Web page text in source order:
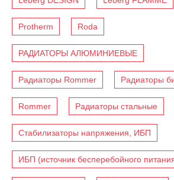
Protherm Roda
РАДИАТОРЫ АЛЮМИНИЕВЫЕ
Радиаторы Rommer Радиаторы
Rommer Радиаторы стальные
Стабилизаторы напряжения, ИБП
ИБП (источник бесперебойного